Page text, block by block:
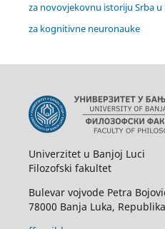
za novovjekovnu istoriju Srba u
za kognitivne neuronauke
Univerzitet u Banjoj Luci
Filozofski fakultet
Bulevar vojvode Petra
78000 Banja Luka,